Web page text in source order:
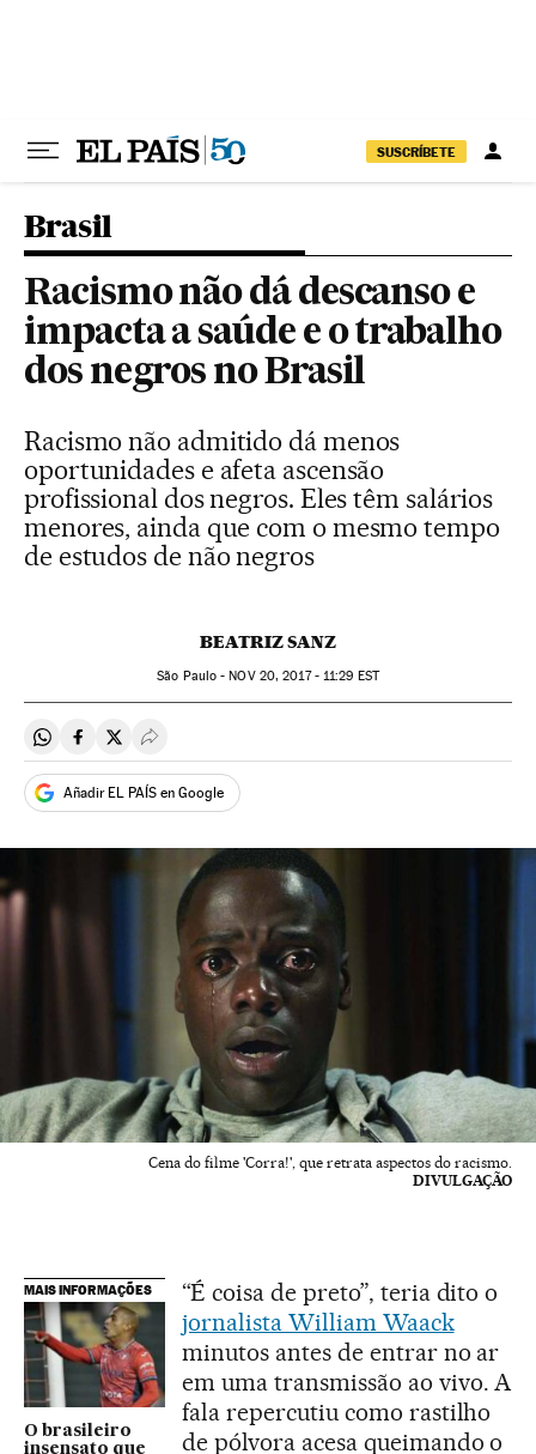
SUSCRÍBETE
Brasil
Racismo não dá descanso e
impacta a saúde e o trabalho
dos negros no Brasil
Racismo não admitido dá menos
oportunidades e afeta ascensão
profissional dos negros. Eles têm salários
menores, ainda que com o mesmo tempo
de estudos de não negros
BEATRIZ SANZ
São Paulo -NOV20, 2017 - 11:29 EST
Compartir en Whatsapp
Compartir en Facebook
Compartir en Twitter
Desplegar Redes Sociales
Añadir EL PAÍS en Google
Cena do filme 'Corra!', que retrata aspectos do racismo.
DIVULGAÇÃO
MAIS INFORMAÇÕES
O brasileiro
insensato que
“É coisa de preto”, teria dito o
jornalista William Waack
minutos antes de entrar no ar
em uma transmissão ao vivo. A
fala repercutiu como rastilho
de pólvora acesa queimando o